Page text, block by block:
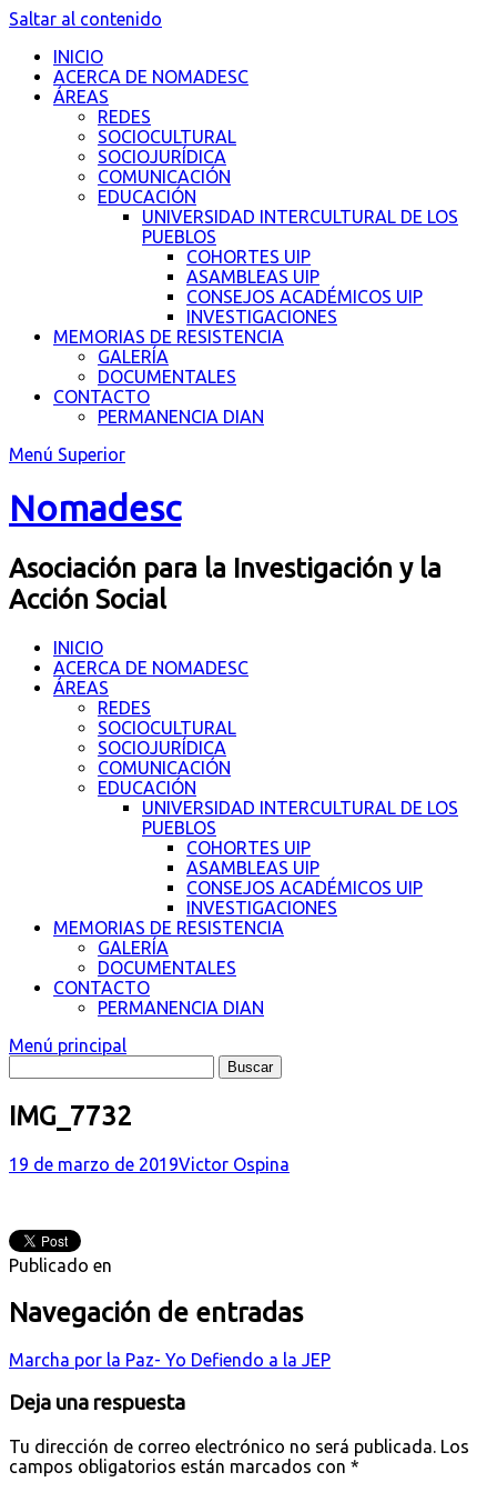
Saltar al contenido
INICIO
ACERCA DE NOMADESC
ÁREAS
REDES
SOCIOCULTURAL
SOCIOJURÍDICA
COMUNICACIÓN
EDUCACIÓN
UNIVERSIDAD INTERCULTURAL DE LOS
PUEBLOS
COHORTES UIP
ASAMBLEAS UIP
CONSEJOS ACADÉMICOS UIP
INVESTIGACIONES
MEMORIAS DE RESISTENCIA
GALERÍA
DOCUMENTALES
CONTACTO
PERMANENCIA DIAN
Menú Superior
Nomadesc
Asociación para la Investigación y la
Acción Social
INICIO
ACERCA DE NOMADESC
ÁREAS
REDES
SOCIOCULTURAL
SOCIOJURÍDICA
COMUNICACIÓN
EDUCACIÓN
UNIVERSIDAD INTERCULTURAL DE LOS
PUEBLOS
COHORTES UIP
ASAMBLEAS UIP
CONSEJOS ACADÉMICOS UIP
INVESTIGACIONES
MEMORIAS DE RESISTENCIA
GALERÍA
DOCUMENTALES
CONTACTO
PERMANENCIA DIAN
Menú principal
IMG_7732
19 de marzo de 2019Victor Ospina
Publicado en
Navegación de entradas
Marcha por la Paz- Yo Defiendo a la JEP
Deja una respuesta
Tu dirección de correo electrónico no será publicada. Los
campos obligatorios están marcados con *